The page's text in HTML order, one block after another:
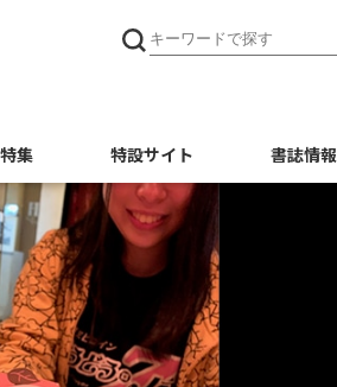
特集 特設サイト 書誌情報